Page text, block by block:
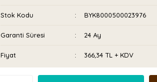
Stok Kodu BYK8000500023976
Garanti Süresi 24 Ay
Fiyat 366,34 TL + KDV